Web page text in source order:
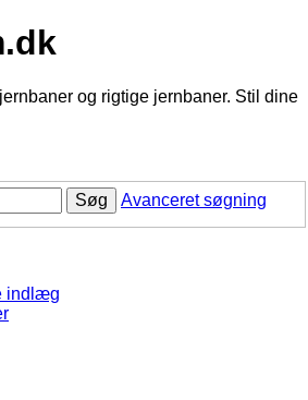
og rigtige jernbaner. Stil dine
Søg Avanceret søgning
indlæg